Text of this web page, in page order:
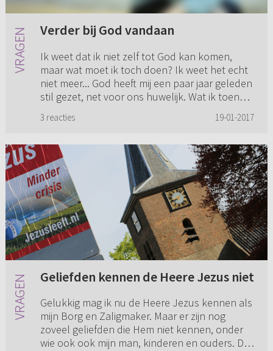
Verder bij God vandaan
Ik weet dat ik niet zelf tot God kan komen,
maar wat moet ik toch doen? Ik weet het echt
niet meer... God heeft mij een paar jaar geleden
stil gezet, net voor ons huwelijk. Wat ik toen
3 reacties 19-01-2017
Geliefden kennen de Heere Jezus niet
Gelukkig mag ik nu de Heere Jezus kennen als
mijn Borg en Zaligmaker. Maar er zijn nog
zoveel geliefden die Hem niet kennen, onder
wie ook ook mijn man, kinderen en ouders. Dit